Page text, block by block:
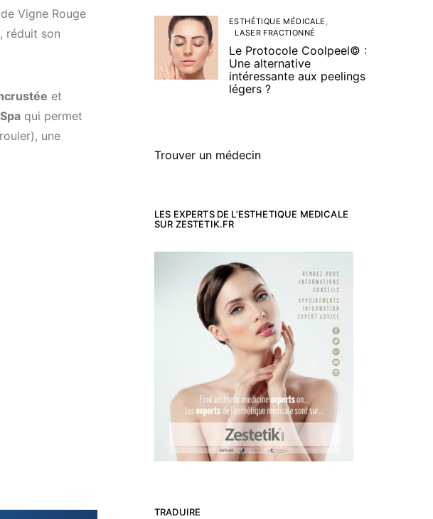
Vigne Rouge
réduit son
et
qui permet
une
ESTHÉTIQUE MÉDICALE
LASER FRACTIONNÉ
Le Protocole Coolpeel© :
Une alternative
intéressante aux peelings
légers ?
Trouver un médecin
LES EXPERTS DE L’ESTHETIQUE MEDICALE
SUR ZESTETIK.FR
TRADUIRE